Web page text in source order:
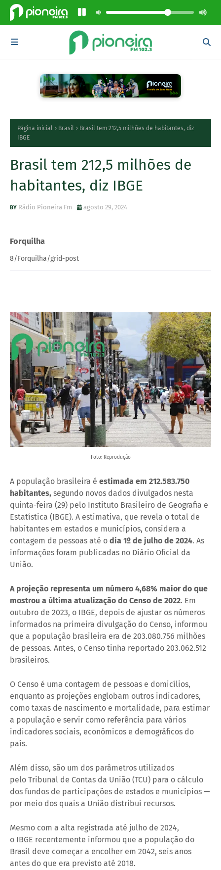
Página inicial Brasil
Brasil tem 212,5 milhões de habitantes, diz
IBGE
Brasil tem 212,5 milhões de
habitantes, diz IBGE
Rádio Pioneira Fm agosto 29, 2024
Forquilha
8/Forquilha/grid-post
Foto: Reprodução
A população brasileira é estimada em 212.583.750
habitantes, segundo novos dados divulgados nesta
quinta-feira (29) pelo Instituto Brasileiro de Geografia e
Estatística (IBGE). A estimativa, que revela o total de
habitantes em estados e municípios, considera a
contagem de pessoas até o dia 1º de julho de 2024. As
informações foram publicadas no Diário Oficial da
União.
A projeção representa um número 4,68% maior do que
mostrou a última atualização do Censo de 2022. Em
outubro de 2023, o IBGE, depois de ajustar os números
informados na primeira divulgação do Censo, informou
que a população brasileira era de 203.080.756 milhões
de pessoas. Antes, o Censo tinha reportado 203.062.512
brasileiros.
O Censo é uma contagem de pessoas e domicílios,
enquanto as projeções englobam outros indicadores,
como taxas de nascimento e mortalidade, para estimar
a população e servir como referência para vários
indicadores sociais, econômicos e demográficos do
país.
Além disso, são um dos parâmetros utilizados
pelo Tribunal de Contas da União (TCU) para o cálculo
dos fundos de participações de estados e municípios —
por meio dos quais a União distribui recursos.
Mesmo com a alta registrada até julho de 2024,
o IBGE recentemente informou que a população do
Brasil deve começar a encolher em 2042, seis anos
antes do que era previsto até 2018.